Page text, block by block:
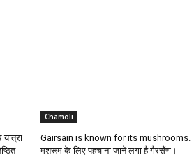
Chamoli
Gairsain is known for its mushrooms.
मशरूम के लिए पहचाना जाने लगा है गैरसैंण।